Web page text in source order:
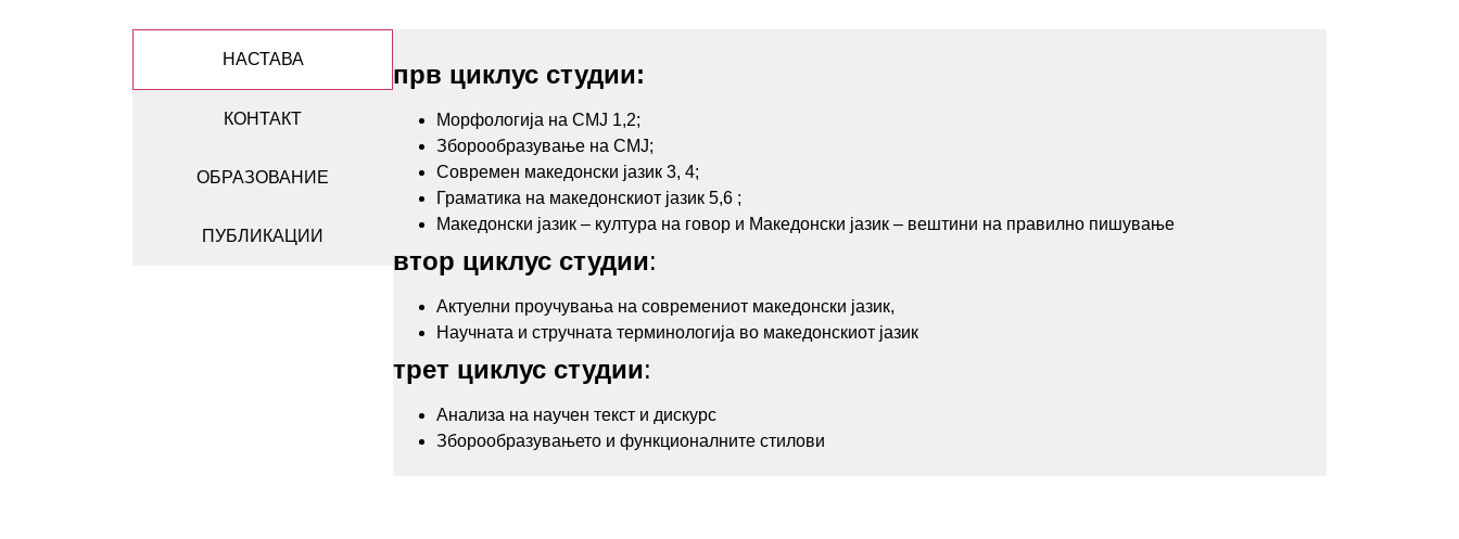
НАСТАВА
КОНТАКТ
ОБРАЗОВАНИЕ
ПУБЛИКАЦИИ
прв циклус студии:
Морфологија на СМЈ 1,2;
Зборообразување на СМЈ;
Современ македонски јазик 3, 4;
Граматика на македонскиот јазик 5,6 ;
Македонски јазик – култура на говор и Македонски јазик – вештини на правилно пишување
втор циклус студии:
Актуелни проучувања на современиот македонски јазик,
Научната и стручната терминологија во македонскиот јазик
трет циклус студии:
Анализа на научен текст и дискурс
Зборообразувањето и функционалните стилови